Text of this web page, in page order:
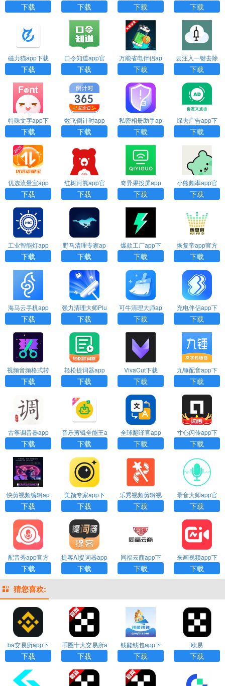
安装
下载 下载
载
下载
载
下载
磁力猫app下载
下载
口令知道app官
方下载
下载
万能省电伴侣ap
p下载
下载
云注入一键去除
下载
下载
特殊文字app下
载
下载
数飞倒计时app
下载
下载
私密相册助手ap
p下载安装
下载
绿去广告app下
载
下载
优选流量宝app
下载
下载
红树河熊app官
方下载安装
下载
奇异果投屏app
下载
下载
小熊频率app官
方下载
下载
工业智能灯app
下载
下载
野马清理专家ap
p下载
下载
爆款工厂app下
载
下载
恢复帝app官方
下载安装
下载
海马云手机app
下载
下载
强力清理大师Plu
s下载
下载
可牛清理大师ap
p下载
下载
充电伴侣app下
载
下载
视频音频格式转
换器下载
下载
轻松提词器app
下载
下载
VivaCut下载
下载
九锤配音app下
载
下载
古筝调音器app
官方下载
下载
音乐剪辑全能王a
pp下载
下载
全球翻译官app
下载
下载
寸心闪传app下
载安装
下载
快剪视频编辑ap
p下载
下载
美颜专家app下
载
下载
乐秀视频剪辑视
频编辑下载
下载
录音大师app官
方下载
下载
配音秀app官方
版下载
下载
提客AI提词器app
下载安装
下载
同福云商app下
载
下载
来画视频app下
载
下载
猜您喜欢:
ba交易所app下
载
下载
币圈十大交易所a
pp下载
下载
钱能钱包app下
载安装
下载
欧易
下载